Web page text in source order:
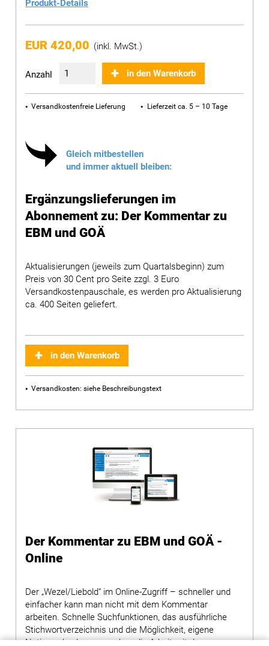
Produkt-Details
EUR 420,00 (inkl. MwSt.)
Anzahl in den Warenkorb
Versandkostenfreie Lieferung Lieferzeit ca. 5 – 10 Tage
Gleich mitbestellen
und immer aktuell bleiben:
Ergänzungslieferungen im
Abonnement zu: Der Kommentar zu
EBM und GOÄ
Aktualisierungen (jeweils zum Quartalsbeginn) zum
Preis von 30 Cent pro Seite zzgl. 3 Euro
Versandkostenpauschale, es werden pro Aktualisierung
ca. 400 Seiten geliefert.
in den Warenkorb
Versandkosten: siehe Beschreibungstext
Der Kommentar zu EBM und GOÄ -
Online
Der „Wezel/Liebold“ im Online-Zugriff – schneller und
einfacher kann man nicht mit dem Kommentar
arbeiten. Schnelle Suchfunktionen, das ausführliche
Stichwortverzeichnis und die Möglichkeit, eigene
Notizen abzulegen, machen die Arbeit mit dem